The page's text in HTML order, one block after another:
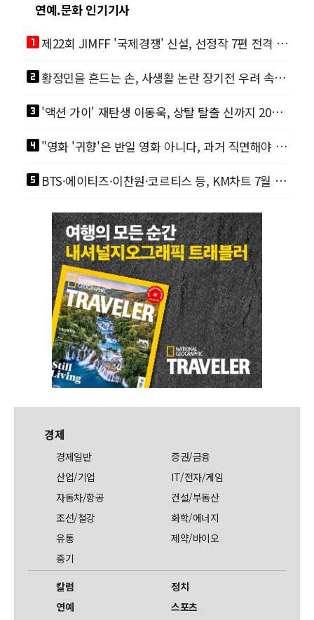
연예.문화 인기기사
looks_one 제22회 JIMFF '국제경쟁' 신설, 선정작 7편 전격 공개
looks_two 황정민을 흔드는 손, 사생활 논란 장기전 우려 속 영화계도 리스크
looks_3 '액션 가이' 재탄생 이동욱, 상탈 탈출 신까지 200% 직접 소화
looks_4 "영화 '귀향'은 반일 영화 아니다, 과거 직면해야 한다"
looks_5 BTS·에이티즈·이찬원·코르티스 등, KM차트 7월 월간 정상
경제
경제일반
증권/금융
산업/기업
IT/전자/게임
자동차/항공
건설/부동산
조선/철강
화학/에너지
유통
제약/바이오
중기
칼럼
정치
연예
스포츠